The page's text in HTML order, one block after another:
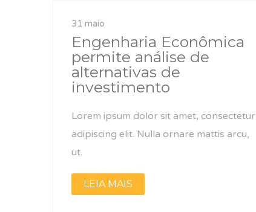
31 maio
Engenharia Econômica
permite análise de
alternativas de
investimento
Lorem ipsum dolor sit amet, consectetur
adipiscing elit. Nulla ornare mattis arcu,
ut.
LEIA MAIS